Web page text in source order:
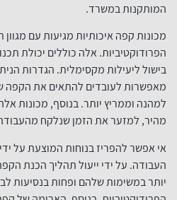
המותקנות במשרד.
מכונות קפה איכותיות מגיעות עם
הפרודוקטיביות. אלה כוללים יכולת
בישול ליעילות מקסימלית. הגדרות
מאפשרות לעובדים להתאים את הקפה
למהנה וממריץ יותר. בנוסף, מכונות
מהיר, למזער את הזמן שנלקח
אי אפשר להפריז בנוחות המוצעת על
העבודה. על ידי ייעול תהליך הכנת
יותר במשימות שלהם ופחות בנסיעות